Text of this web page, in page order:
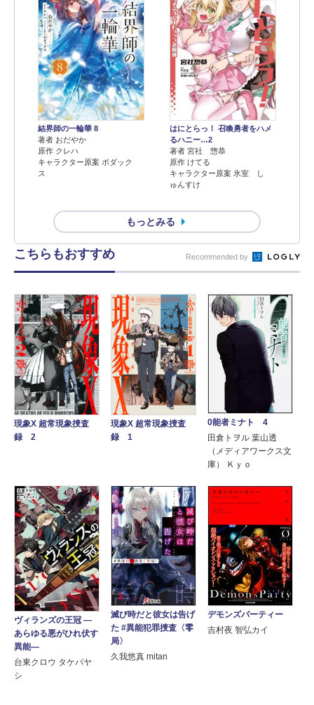
結界師の一輪華 8
著者 おだやか
原作 クレハ
キャラクター原案 ボダック
ス
はにとらっ！ 召喚勇者をハメ
るハニー…2
著者 宮社 惣恭
原作 けてる
キャラクター原案 氷室 し
ゅんすけ
もっとみる
こちらもおすすめ Recommended by
現象X 超常現象捜査
録 2
現象X 超常現象捜査
録 1
0能者ミナト 4
田倉トヲル 葉山透
（メディアワークス文
庫） Ｋｙｏ
ヴィランズの王冠 ―
あらゆる悪がひれ伏す
異能―
台東クロウ タケバヤ
シ
滅び時だと彼女は告げ
た #異能犯罪捜査〈零
局〉
久我悠真 mitan
デモンズパーティー
吉村夜 智弘カイ